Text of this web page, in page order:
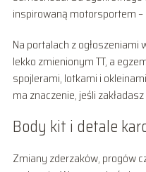
inspirowaną motorsportem
Na portalach z
lekko zmienionym TT, a
spojlerami, lotkami i
ma znaczenie, jeśli
Body kit i detale
Zmiany zderzaków, progów